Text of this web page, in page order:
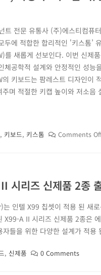
트 전문 유통사 (주)에스티컴퓨
두에 적합한 합리적인 '키스톰’
를 새롭게 선보인다. 이번 신제
체공학적 설계와 안정적인 성능
키보드는 팜레스트 디자인이
주며 적절한 키캡 높이와 저소음
, 키보드, 키스톰 Comments
시리즈 신제품 2종
인텔 X99 칩셋이 적용 된 새
A II 시리즈 신제품 2종은
들을 위한 다양한 설계가 적용
, 신제품 0 Comments